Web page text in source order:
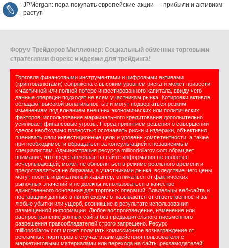
JPMorgan: пора покупать европейские акции — прибыли и активизм
растут
Форум Трейдеров Миллионер: Социальный обменник торговыми
стратегиями форекс и идеями для трейдинга!
Торговля финансовыми инструментами и цифровыми активами
(криптовалютами) сопряжена с высоким уровнем риска и может привести
к частичной или полной потере инвестированного капитала, ввиду чего
данные операции подходят не всем участникам рынка. Котировки активов
обладают высокой волатильностью и могут подвергаться резким
изменениям под влиянием внешних экономических или политических
факторов; использование маржинального кредитования дополнительно
усиливает финансовые угрозы. Перед принятием решения о совершении
сделок необходимо полностью осознавать риски и издержки, объективно
оценивать свои инвестиционные цели и уровень компетентности, а также
при необходимости обращаться за консультацией к независимым
специалистам. Администрация ресурса milliondollarov.com обращает
внимание, что представленная на сайте информация не является
исчерпывающей, может не обновляться в режиме реального времени и
предоставляться не биржами, а участниками рынка, вследствие чего цены
могут носить индикативный характер, отличаться от фактических
рыночных значений и не должны использоваться в качестве
единственного основания для торговых операций. Владельцы веб-сайта и
поставщики данных в явной форме отказываются от ответственности за
любые убытки или ущерб, возникшие в результате использования
размещенной информации. Любое воспроизведение, изменение или
распространение данных сайта без предварительного письменного
разрешения правообладателей строго запрещено. Ресурс
milliondollarov.com может получать комиссионное вознаграждение от
рекламных партнеров в случае взаимодействия пользователя с
маркетинговыми материалами или перехода на сайты рекламодателей.